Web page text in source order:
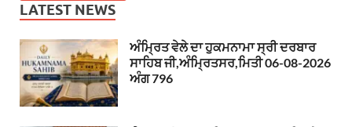
LATEST NEWS
ਅੰਮ੍ਰਿਤ ਵੇਲੇ ਦਾ ਹੁਕਮਨਾਮਾ ਸ੍ਰੀ ਦਰਬਾਰ
ਸਾਹਿਬ ਜੀ,ਅੰਮ੍ਰਿਤਸਰ,ਮਿਤੀ 06-08-2026
ਅੰਗ 796